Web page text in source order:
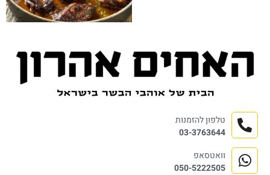
טלפון להזמנות
03-3763644
וואטסאפ
050-5222505